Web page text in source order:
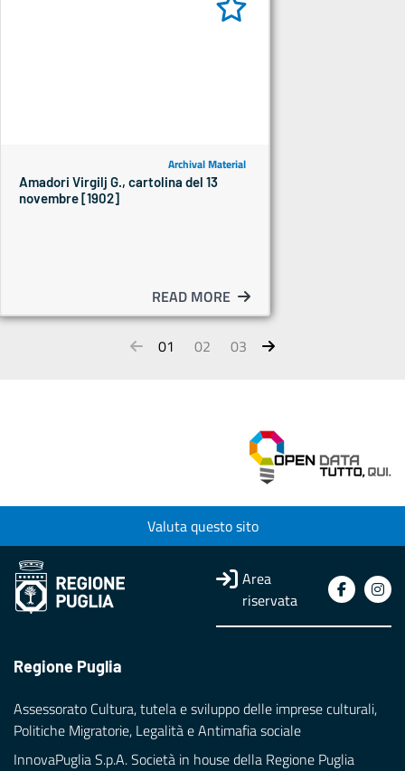
Archival Material
Amadori Virgilj G., cartolina del 13
novembre [1902]
READ MORE
01 02 03
Valuta questo sito
Area
riservata
Regione Puglia
Assessorato Cultura, tutela e sviluppo delle imprese culturali,
Politiche Migratorie, Legalità e Antimafia sociale
InnovaPuglia S.p.A. Società in house della Regione Puglia